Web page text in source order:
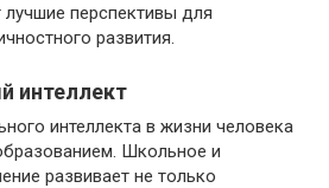
перспективы для
развития.
интеллект
интеллекта в жизни человека
Школьное и
развивает не только